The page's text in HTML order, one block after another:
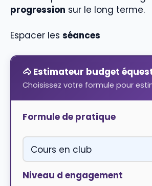
progression sur le long terme.
Espacer les séances
🐴 Estimateur budget
Choisissez votre formule pour
Formule de pratique
Niveau d engagement